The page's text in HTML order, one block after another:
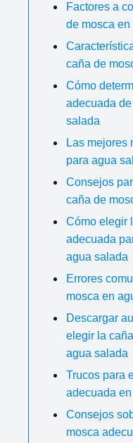
Factores a
de mosca
caña de
Cómo
adecuada
salada
Las mejores
para agua
Consejos
caña de
Cómo elegir
adecuada
agua salada
Errores
mosca en
Descargar
elegir la
agua salada
Trucos para
adecuada
Consejos
mosca